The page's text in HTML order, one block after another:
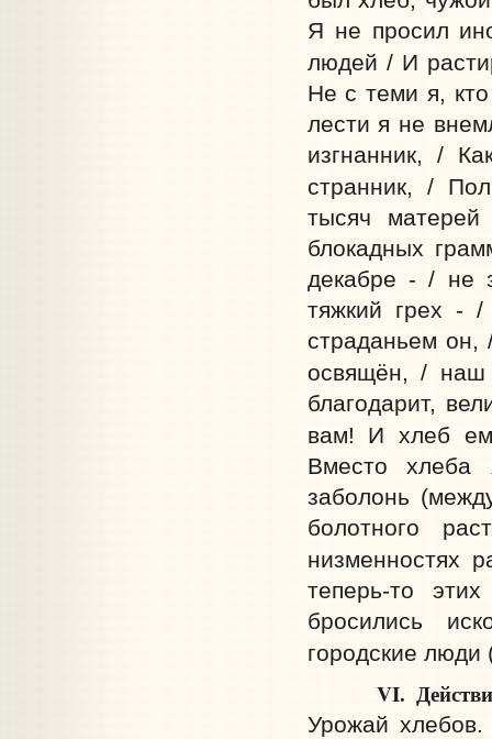
Я не просил
людей / И
Не с теми я,
лести я не
изгнанник, /
странник, /
тысяч
блокадных
декабре - / не
тяжкий грех -
страданьем он,
освящён, / наш
благодарит,
вам! И хлеб
Вместо хлеба
заболонь
болотного
низменностях
теперь-то
бросились
городские люди
VI. Действие.
Урожай